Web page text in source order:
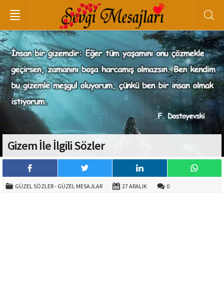
Gizem İle İlgili Sözler
GÜZEL SÖZLER - GÜZEL MESAJLAR 27 ARALIK 0